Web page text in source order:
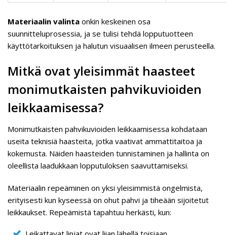
Materiaalin valinta onkin keskeinen osa
suunnitteluprosessia, ja se tulisi tehdä lopputuotteen
käyttötarkoituksen ja halutun visuaalisen ilmeen perusteella.
Mitkä ovat yleisimmät haasteet
monimutkaisten pahvikuvioiden
leikkaamisessa?
Monimutkaisten pahvikuvioiden leikkaamisessa kohdataan
useita teknisiä haasteita, jotka vaativat ammattitaitoa ja
kokemusta. Näiden haasteiden tunnistaminen ja hallinta on
oleellista laadukkaan lopputuloksen saavuttamiseksi.
Materiaalin repeäminen on yksi yleisimmistä ongelmista,
erityisesti kun kyseessä on ohut pahvi ja tiheään sijoitetut
leikkaukset. Repeämistä tapahtuu herkästi, kun: